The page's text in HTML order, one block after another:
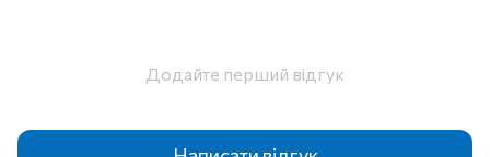
Додайте перший відгук